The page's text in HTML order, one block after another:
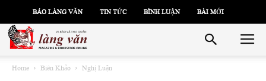
BÁO LÀNG VĂN TIN TỨC BÌNH LUẬN BÀI MỚI
Home Biên Khảo Nghị Luận